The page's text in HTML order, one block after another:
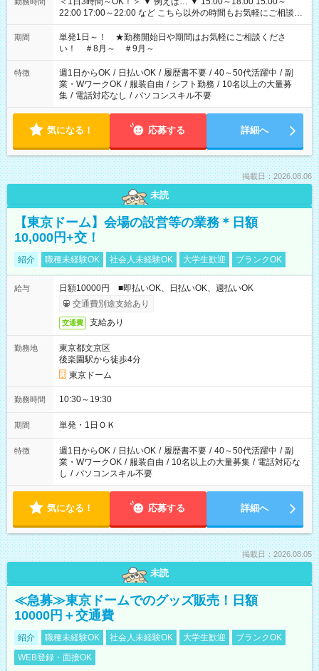
22:00 17:00～22:00 など こちら以外の時間もお気軽にご相談く
ださい！
期間
単発1日～！ ★勤務開始日や期間はお気軽にご相談くださ
い！ ＃8月～ ＃9月～
特徴 週1日からOK / 日払いOK / 履歴書不要 / 40～50代活躍中 / 副
業・WワークOK / 服装自由 / シフト勤務 / 10名以上の大量募
集 / 電話対応なし / パソコンスキル不要
気になる！ 応募する 詳細へ
掲載日：2026.08.06
未読
【東京ドーム】会場の設営等の業務＊日額
10,000円+交！
紹介 職種未経験OK 社会人未経験OK 大学生歓迎 ブランクOK
給与
日額10000円 ■即払いOK、日払いOK、週払いOK
交通費別途支給あり
交通費 支給あり
勤務地
東京都文京区
後楽園駅から徒歩4分
東京ドーム
勤務時間 10:30～19:30
期間 単発・1日ＯＫ
特徴 週1日からOK / 日払いOK / 履歴書不要 / 40～50代活躍中 / 副
業・WワークOK / 服装自由 / 10名以上の大量募集 / 電話対応な
し / パソコンスキル不要
気になる！ 応募する 詳細へ
掲載日：2026.08.05
未読
≪急募≫東京ドームでのグッズ販売！日額
10000円＋交通費
紹介 職種未経験OK 社会人未経験OK 大学生歓迎
ブランクOK
WEB登録・面接OK